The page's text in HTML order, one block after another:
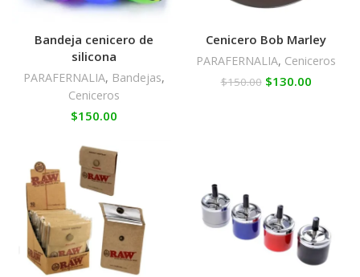
Bandeja cenicero de
silicona
PARAFERNALIA, Bandejas,
Ceniceros
$150.00
Cenicero Bob Marley
PARAFERNALIA, Ceniceros
$150.00 $130.00